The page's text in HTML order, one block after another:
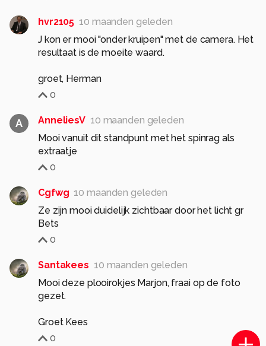
hvr2105 10 maanden geleden
J kon er mooi "onder kruipen" met de camera. Het
resultaat is de moeite waard.
groet, Herman
0
A AnneliesV 10 maanden geleden
Mooi vanuit dit standpunt met het spinrag als
extraatje
0
Cgfwg 10 maanden geleden
Ze zijn mooi duidelijk zichtbaar door het licht gr
Bets
0
Santakees 10 maanden geleden
Mooi deze plooirokjes Marjon, fraai op de foto
gezet.
Groet Kees
0